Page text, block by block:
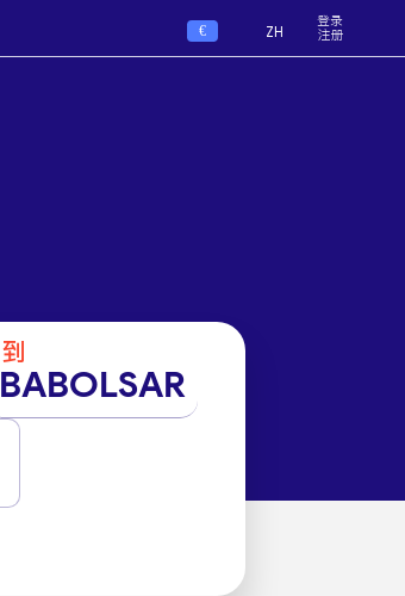
€ ZH
登录
注册
到
BABOLSAR